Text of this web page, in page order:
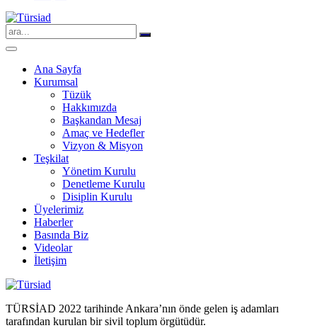
Search
for:
Ana Sayfa
Kurumsal
Tüzük
Hakkımızda
Başkandan Mesaj
Amaç ve Hedefler
Vizyon & Misyon
Teşkilat
Yönetim Kurulu
Denetleme Kurulu
Disiplin Kurulu
Üyelerimiz
Haberler
Basında Biz
Videolar
İletişim
TÜRSİAD 2022 tarihinde Ankara’nın önde gelen iş adamları
tarafından kurulan bir sivil toplum örgütüdür.